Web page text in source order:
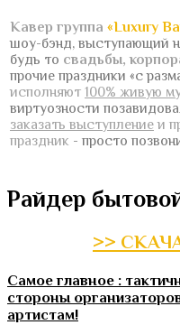
Кавер группа «Luxury
шоу-бэнд, выступающий
будь то свадьбы,
прочие праздники «с
исполняют 100% живую
виртуозности
заказать выступлениеи
праздник - просто
Райдер
>>
Самое главное :
стороны
артистам!